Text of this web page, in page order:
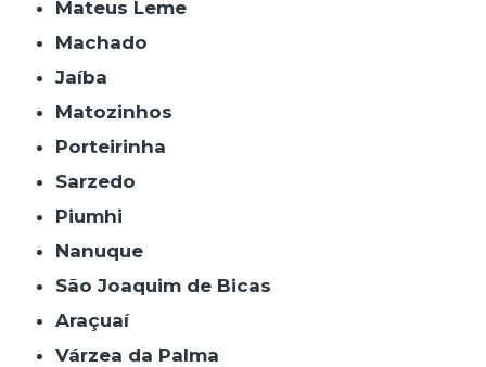
Mateus Leme
Machado
Jaíba
Matozinhos
Porteirinha
Sarzedo
Piumhi
Nanuque
São Joaquim de Bicas
Araçuaí
Várzea da Palma